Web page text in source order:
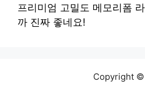
프리미엄 고밀도 메모리폼
까 진짜 좋네요!
Copyright